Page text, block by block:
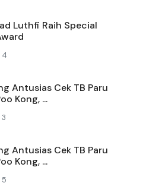
Luthfi Raih Special
4
Antusias Cek TB Paru
Kong, ...
3
Antusias Cek TB Paru
Kong, ...
5